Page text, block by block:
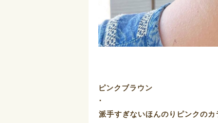
ピンクブラウン
･
派手すぎないほんのりピンクのカ